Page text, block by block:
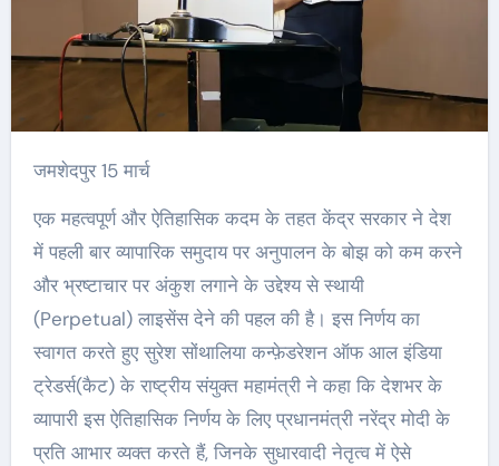
जमशेदपुर 15 मार्च
एक महत्वपूर्ण और ऐतिहासिक कदम के तहत केंद्र सरकार ने देश
में पहली बार व्यापारिक समुदाय पर अनुपालन के बोझ को कम करने
और भ्रष्टाचार पर अंकुश लगाने के उद्देश्य से स्थायी
(Perpetual) लाइसेंस देने की पहल की है। इस निर्णय का
स्वागत करते हुए सुरेश सोंथालिया कन्फ़ेडरेशन ऑफ आल इंडिया
ट्रेडर्स(कैट) के राष्ट्रीय संयुक्त महामंत्री ने कहा कि देशभर के
व्यापारी इस ऐतिहासिक निर्णय के लिए प्रधानमंत्री नरेंद्र मोदी के
प्रति आभार व्यक्त करते हैं, जिनके सुधारवादी नेतृत्व में ऐसे